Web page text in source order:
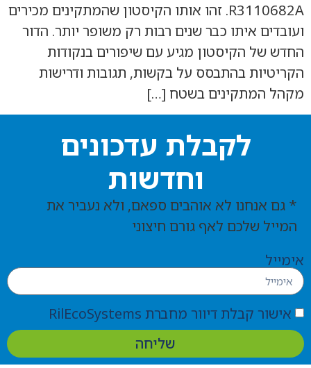
R3110682A. זהו אותו הקיסטון שהמתקינים מכירים
ועובדים איתו כבר שנים רבות רק משופר יותר. הדור
החדש של הקיסטון מגיע עם שיפורים בנקודות
הקריטיות בהתבסס על בקשות, תגובות ודרישות
מקהל המתקינים בשטח […]
לקבלת עדכונים
וחדשות
* גם אנחנו לא אוהבים ספאם, ולא נעביר את
המייל שלכם לאף גורם חיצוני
אימייל
אישור קבלת דיוור מחברת RilEcoSystems
שליחה